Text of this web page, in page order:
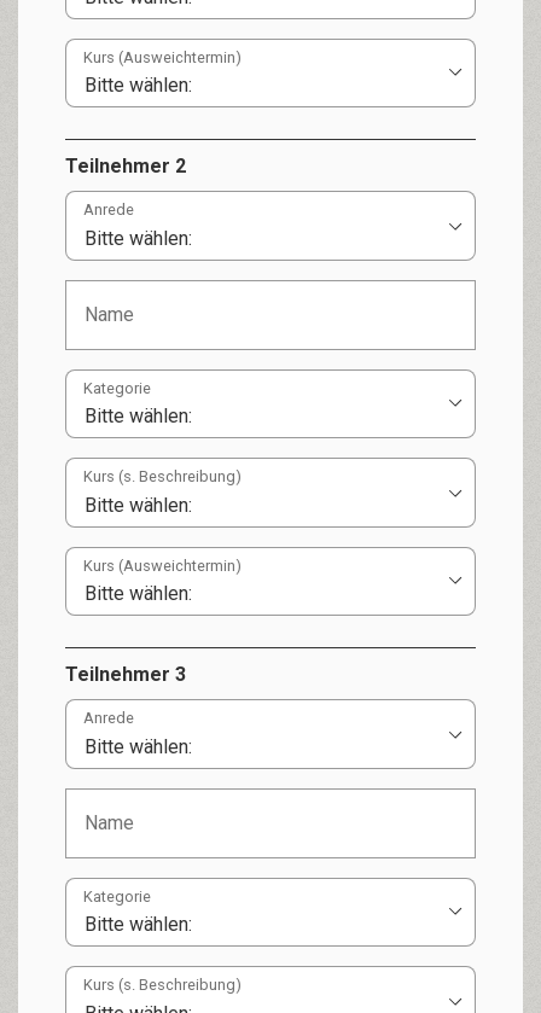
Kurs (Ausweichtermin)
Teilnehmer 2
Anrede
Kategorie
Kurs (s. Beschreibung)
Kurs (Ausweichtermin)
Teilnehmer 3
Anrede
Kategorie
Kurs (s. Beschreibung)